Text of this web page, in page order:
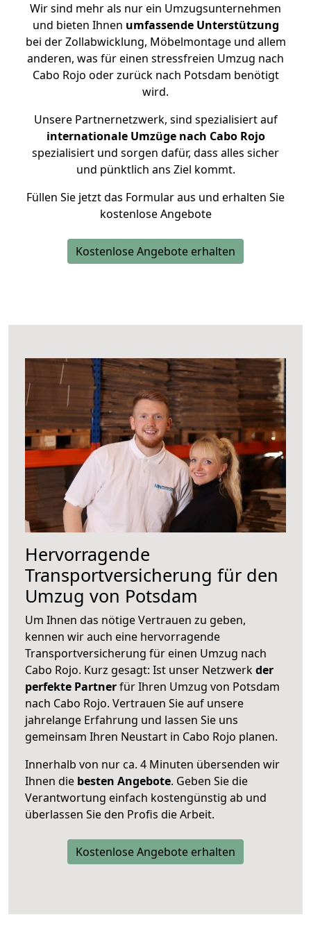
Wir sind mehr als nur ein Umzugsunternehmen
und bieten Ihnen umfassende Unterstützung
bei der Zollabwicklung, Möbelmontage und allem
anderen, was für einen stressfreien Umzug nach
Cabo Rojo oder zurück nach Potsdam benötigt
wird.
Unsere Partnernetzwerk, sind spezialisiert auf
internationale Umzüge nach Cabo Rojo
spezialisiert und sorgen dafür, dass alles sicher
und pünktlich ans Ziel kommt.
Füllen Sie jetzt das Formular aus und erhalten Sie
kostenlose Angebote
Kostenlose Angebote erhalten
Hervorragende
Transportversicherung für den
Umzug von Potsdam
Um Ihnen das nötige Vertrauen zu geben,
kennen wir auch eine hervorragende
Transportversicherung für einen Umzug nach
Cabo Rojo. Kurz gesagt: Ist unser Netzwerkder
perfekte Partnerfür Ihren Umzug von Potsdam
nach Cabo Rojo. Vertrauen Sie auf unsere
jahrelange Erfahrung und lassen Sie uns
gemeinsam Ihren Neustart in Cabo Rojo planen.
Innerhalb von nur ca. 4 Minuten übersenden wir
Ihnen die besten Angebote. Geben Sie die
Verantwortung einfach kostengünstig ab und
überlassen Sie den Profis die Arbeit.
Kostenlose Angebote erhalten